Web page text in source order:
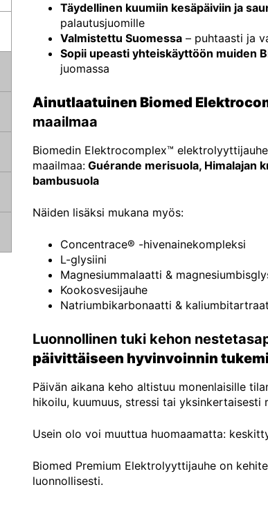
Täydellinen kuumiin kesäpäiviin ja
palautusjuomille
Valmistettu Suomessa– puhtaasti ja
Sopii upeasti yhteiskäyttöön muiden
juomassa
Ainutlaatuinen Biomed
maailmaa
Biomedin Elektrocomplex™
maailmaa:Guérande merisuola, Himalajan
bambusuola
Näiden lisäksi mukana myös:
Concentrace® -hivenainekompleksi
L-glysiini
Magnesiummalaatti &
Kookosvesijauhe
Natriumbikarbonaatti &
Luonnollinen tuki kehon
päivittäiseen hyvinvoinnin
Päivän aikana keho altistuu monenlaisille
hikoilu, kuumuus, stressi tai yksinkertaisesti
Usein olo voi muuttua huomaamatta:
Biomed Premium Elektrolyyttijauhe on
luonnollisesti.